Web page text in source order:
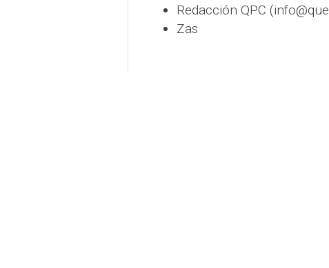
Redacción QPC
Zas